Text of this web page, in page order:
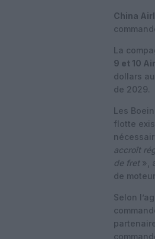
China
La
9 et 10
dollars
de 2029.
Les
flotte
accroît
de fret »,
de
Selon